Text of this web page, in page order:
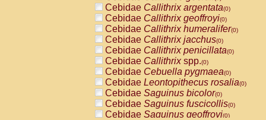
Cebidae Callithrix argentata(0)
Cebidae Callithrix geoffroyi(0)
Cebidae Callithrix humeralifer(0)
Cebidae Callithrix jacchus(0)
Cebidae Callithrix penicillata(0)
Cebidae Callithrixspp.(0)
Cebidae Cebuella pygmaea(0)
Cebidae Leontopithecus rosalia(0)
Cebidae Saguinus bicolor(0)
Cebidae Saguinus fuscicollis(0)
Cebidae Saguinus geoffroyi(0)